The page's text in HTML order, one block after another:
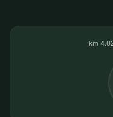
4.029